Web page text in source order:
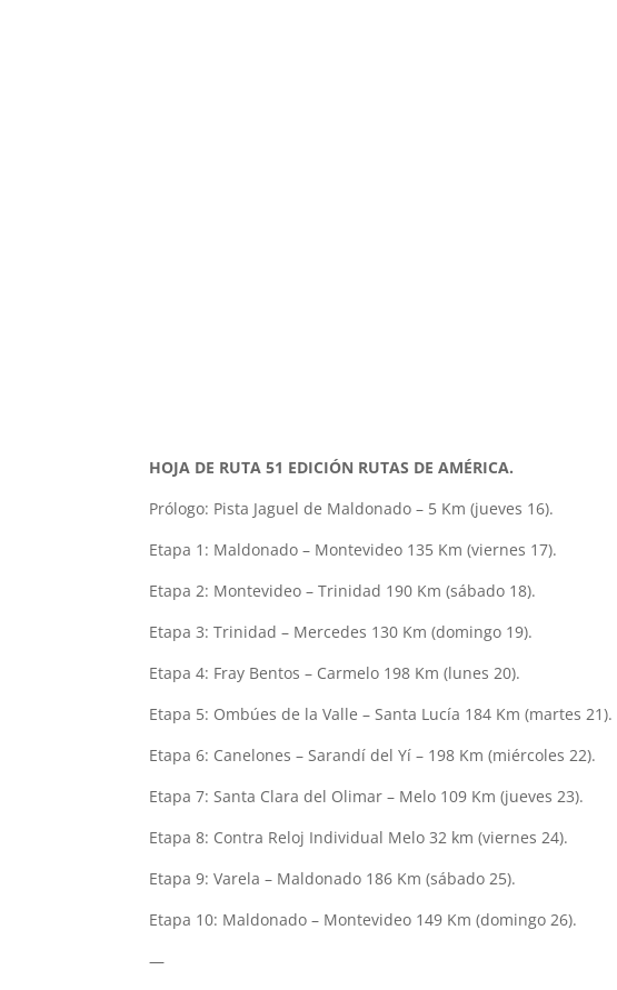
HOJA DE RUTA 51 EDICIÓN RUTAS DE AMÉRICA.
Prólogo: Pista Jaguel de Maldonado – 5 Km (jueves 16).
Etapa 1: Maldonado – Montevideo 135 Km (viernes 17).
Etapa 2: Montevideo – Trinidad 190 Km (sábado 18).
Etapa 3: Trinidad – Mercedes 130 Km (domingo 19).
Etapa 4: Fray Bentos – Carmelo 198 Km (lunes 20).
Etapa 5: Ombúes de la Valle – Santa Lucía 184 Km (martes 21).
Etapa 6: Canelones – Sarandí del Yí – 198 Km (miércoles 22).
Etapa 7: Santa Clara del Olimar – Melo 109 Km (jueves 23).
Etapa 8: Contra Reloj Individual Melo 32 km (viernes 24).
Etapa 9: Varela – Maldonado 186 Km (sábado 25).
Etapa 10: Maldonado – Montevideo 149 Km (domingo 26).
—